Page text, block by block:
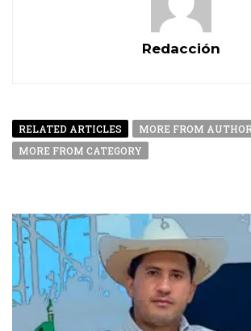
Redacción
RELATED ARTICLES
MORE FROM AUTHOR
MORE FROM CATEGORY